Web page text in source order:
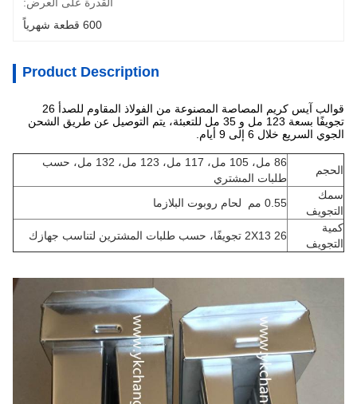
600 قطعة شهرياً
Product Description
قوالب آيس كريم المصاصة المصنوعة من الفولاذ المقاوم للصدأ 26
تجويفًا بسعة 123 مل و 35 مل للتعبئة، يتم التوصيل عن طريق الشحن
الجوي السريع خلال 6 إلى 9 أيام.
الحجم
86 مل، 105 مل، 117 مل، 123 مل، 132 مل، حسب
طلبات المشتري
سمك
التجويف
0.55 مم لحام روبوت البلازما
كمية
التجويف
2X13 26 تجويفًا، حسب طلبات المشترين لتناسب جهازك